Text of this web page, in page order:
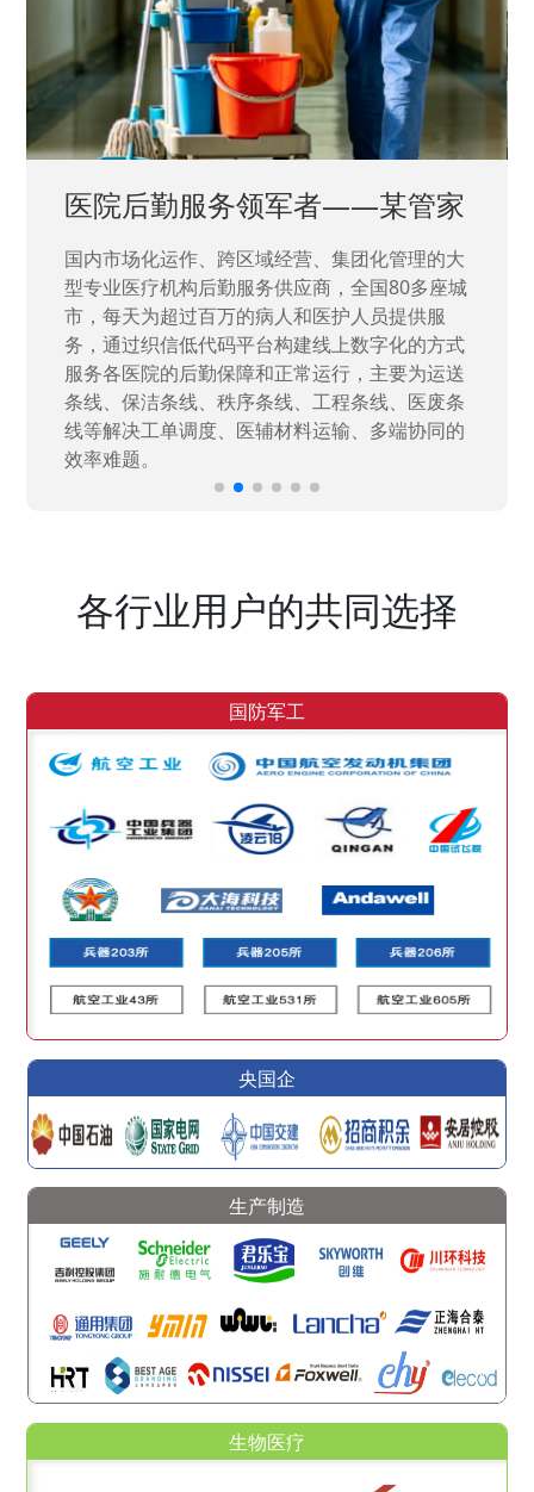
中国兵器工业集团——银光化学
国家“一五”期间156个重点项目之一。属于国家
高新技术企业，在信息化升级建设中，存在大
量“小、散、碎”的信息化需求，需要投入大量人
力资源进行开发，通过引入织信低代码平台，解
决当下遇到的各类业务难题，提升整体的IT研发
效率。
各行业用户的共同选择
国防军工
央国企
生产制造
生物医疗